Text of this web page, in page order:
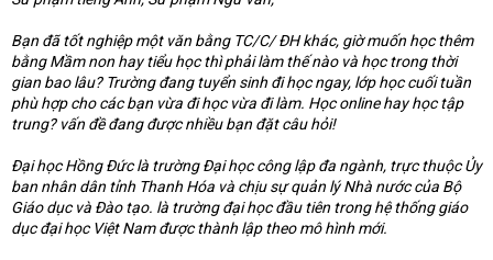
Bạn đã tốt nghiệp một văn bằng TC/C/ ĐH khác, giờ muốn học thêm
bằng Mầm non hay tiểu học thì phải làm thế nào và học trong thời
gian bao lâu? Trường đang tuyển sinh đi học ngay, lớp học cuối tuần
phù hợp cho các bạn vừa đi học vừa đi làm. Học online hay học tập
trung? vấn đề đang được nhiều bạn đặt câu hỏi!
Đại học Hồng Đức là trường Đại học công lập đa ngành, trực thuộc Ủy
ban nhân dân tỉnh Thanh Hóa và chịu sự quản lý Nhà nước của Bộ
Giáo dục và Đào tạo. là trường đại học đầu tiên trong hệ thống giáo
dục đại học Việt Nam được thành lập theo mô hình mới.